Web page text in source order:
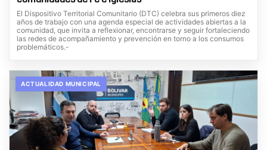
El Dispositivo Territorial Comunitario (DTC) celebra sus primeros diez
años de trabajo con una agenda especial de actividades abiertas a la
comunidad, que invita a reflexionar, encontrarse y seguir fortaleciendo
las redes de acompañamiento y prevención en torno a los consumos
problemáticos.-
ACTUALIDAD MUNICIPAL